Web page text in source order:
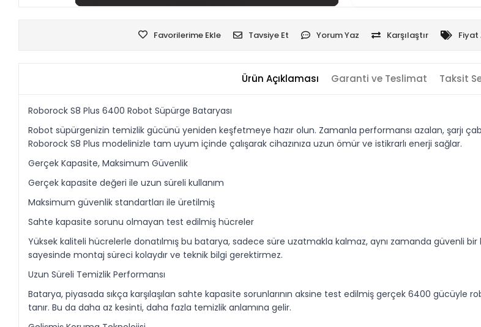
Favorilerime Ekle Tavsiye Et Yorum Yaz Karşılaştır Fiyat
Ürün Açıklaması Garanti ve Teslimat Taksit
Roborock S8 Plus 6400 Robot Süpürge Bataryası
Robot süpürgenizin temizlik gücünü yeniden keşfetmeye hazır olun. Zamanla performansı azalan, şarjı
Roborock S8 Plus modelinizle tam uyum içinde çalışarak cihazınıza uzun ömür ve istikrarlı enerji sağlar.
Gerçek Kapasite, Maksimum Güvenlik
Gerçek kapasite değeri ile uzun süreli kullanım
Maksimum güvenlik standartları ile üretilmiş
Sahte kapasite sorunu olmayan test edilmiş hücreler
Yüksek kaliteli hücrelerle donatılmış bu batarya, sadece süre uzatmakla kalmaz, aynı zamanda güvenli
sayesinde montaj süreci kolaydır ve teknik bilgi gerektirmez.
Uzun Süreli Temizlik Performansı
Batarya, piyasada sıkça karşılaşılan sahte kapasite sorunlarının aksine test edilmiş gerçek 6400
tanır. Bu da daha az kesinti, daha fazla temizlik anlamına gelir.